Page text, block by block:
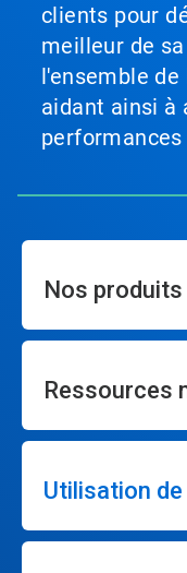
clients pour
meilleur de
l'ensemble
aidant ainsi à
Nos produits
Ressources
Utilisation